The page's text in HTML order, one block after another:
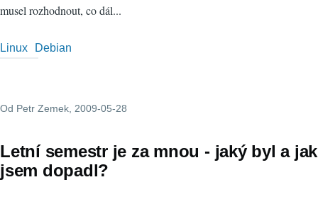
musel rozhodnout, co dál...
Linux Debian
Od Petr Zemek, 2009-05-28
Letní semestr je za mnou - jaký byl a jak
jsem dopadl?